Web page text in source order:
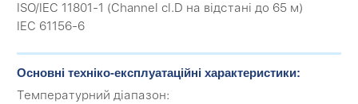
ISO/IEC 11801-1 (Channel cl.D на відстані до 65 м)
IEC 61156-6
Основні техніко-експлуатаційні характеристики:
Температурний діапазон: